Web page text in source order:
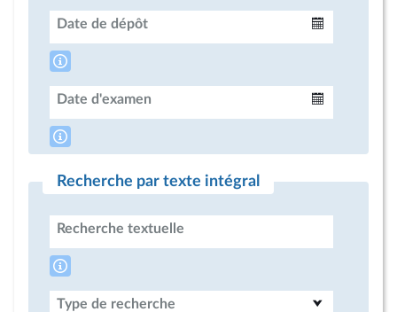
Date de dépôt
Date d'examen
Recherche par texte intégral
Recherche textuelle
Type de recherche